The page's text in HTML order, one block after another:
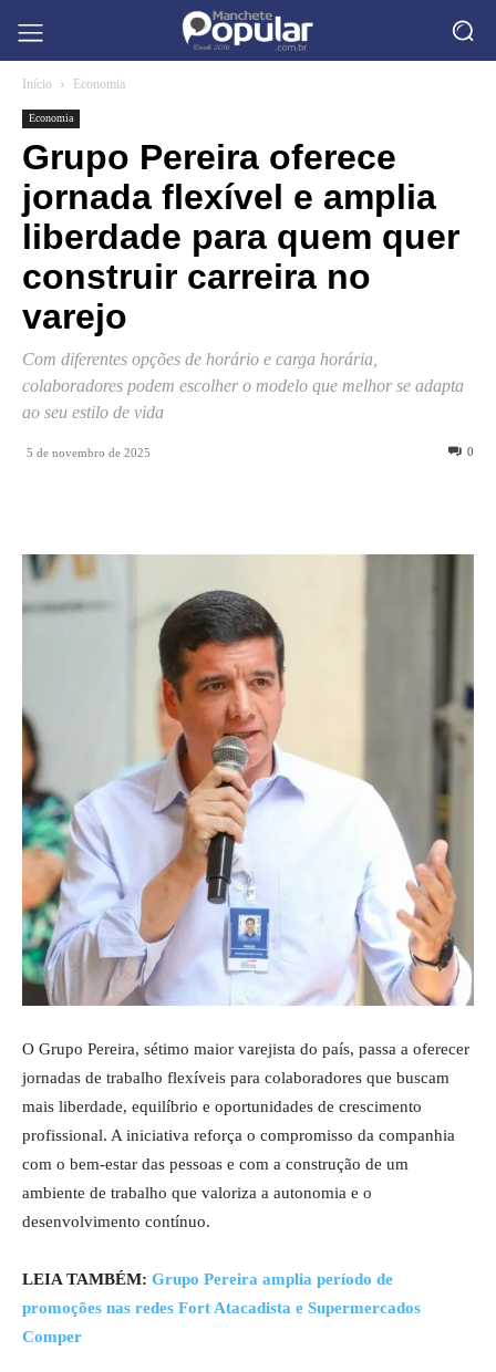
Início Economia
Economia
Grupo Pereira oferece
jornada flexível e amplia
liberdade para quem quer
construir carreira no
varejo
Com diferentes opções de horário e carga horária,
colaboradores podem escolher o modelo que melhor se adapta
ao seu estilo de vida
5 de novembro de 2025 0
O Grupo Pereira, sétimo maior varejista do país, passa a oferecer
jornadas de trabalho flexíveis para colaboradores que buscam
mais liberdade, equilíbrio e oportunidades de crescimento
profissional. A iniciativa reforça o compromisso da companhia
com o bem-estar das pessoas e com a construção de um
ambiente de trabalho que valoriza a autonomia e o
desenvolvimento contínuo.
LEIA TAMBÉM: Grupo Pereira amplia período de
promoções nas redes Fort Atacadista e Supermercados
Comper